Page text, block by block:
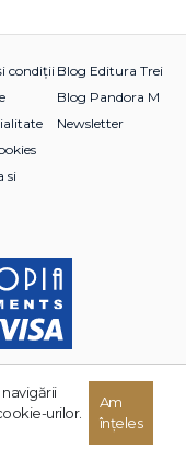
condiții
si
Blog Editura Trei
Blog Pandora M
Newsletter
rezervate.
urilor.
Am
înțeles